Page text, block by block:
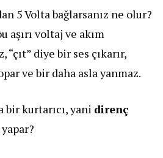
5 Volta bağlarsanız ne olur?
aşırı voltaj ve akım
“çıt” diye bir ses çıkarır,
ve bir daha asla yanmaz.
bir kurtarıcı, yani direnç